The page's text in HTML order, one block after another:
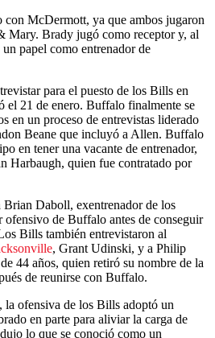
McDermott, ya que ambos jugaron
Mary. Brady jugó como receptor y, al
papel como entrenador de
para el puesto de los Bills en
el 21 de enero. Buffalo finalmente se
en un proceso de entrevistas liderado
Beane que incluyó a Allen. Buffalo
en tener una vacante de entrenador,
Harbaugh, quien fue contratado por
Brian Daboll, exentrenador de los
de Buffalo antes de conseguir
Bills también entrevistaron al
, Grant Udinski, y a Philip
44 años, quien retiró su nombre de la
de reunirse con Buffalo.
ofensiva de los Bills adoptó un
en parte para aliviar la carga de
lo que se conoció como un